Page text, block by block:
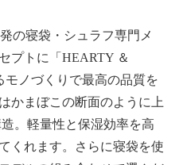
の寝袋・シュラフ専門メ
プトに「HEARTY ＆
ノづくりで最高の品質を
かまぼこの断面のように上
。軽量性と保湿効率を高
くれます。さらに寝袋を使